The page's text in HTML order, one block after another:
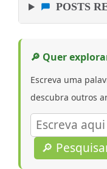
POSTS
🔎 Quer
Escreva uma
descubra outros
🔎